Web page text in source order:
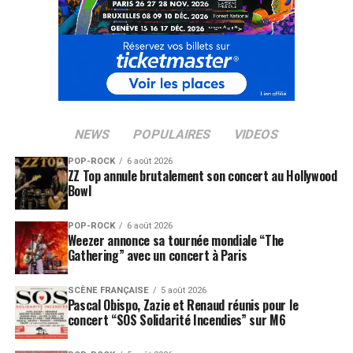
SUJETS ASSOCIÉS: BLUR
DAMON ALBARN
LIAM GALLAGHER
NOEL GALLAGHER OASIS
NEWS POPULAIRES VIDEOS
POP-ROCK 6 août 2026
ZZ Top annule brutalement son concert au Hollywood
Bowl
POP-ROCK 6 août 2026
Weezer annonce sa tournée mondiale “The
Gathering” avec un concert à Paris
SCÈNE FRANÇAISE 5 août 2026
Pascal Obispo, Zazie et Renaud réunis pour le
concert “SOS Solidarité Incendies” sur M6